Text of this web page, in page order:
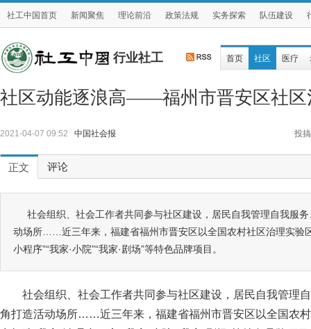
社工中国首页 新闻聚焦 理论前沿 政策法规 实务探索 队伍建设
行业社工 首页 社区 医疗
社区动能逐浪高——福州市晋安区社区
2021-04-07 09:52 中国社会报 投搞
正文 评论
社会组织、社会工作者共同参与社区建设，居民自我管理自我服
动场所……近三年来，福建省福州市晋安区以全国农村社区治理实验
小程序”“我家·小院”“我家·剧场”等特色品牌项目。
社会组织、社会工作者共同参与社区建设，居民自我管理
角打造活动场所……近三年来，福建省福州市晋安区以全国农